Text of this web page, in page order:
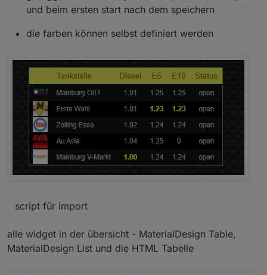
und beim ersten start nach dem speichern
die farben können selbst definiert werden
script für import
alle widget in der übersicht - MaterialDesign Table,
MaterialDesign List und die HTML Tabelle